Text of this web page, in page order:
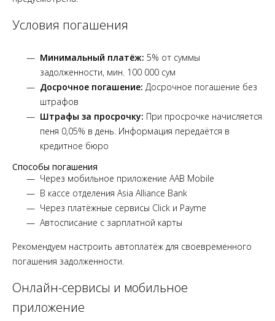
Условия погашения
Минимальный платёж: 5% от суммы
задолженности, мин. 100 000 сум
Досрочное погашение: Досрочное погашение без
штрафов
Штрафы за просрочку: При просрочке начисляется
пеня 0,05% в день. Информация передаётся в
кредитное бюро
Способы погашения
Через мобильное приложение AAB Mobile
В кассе отделения Asia Alliance Bank
Через платёжные сервисы Click и Payme
Автосписание с зарплатной карты
Рекомендуем настроить автоплатёж для своевременного
погашения задолженности.
Онлайн-сервисы и мобильное
приложение